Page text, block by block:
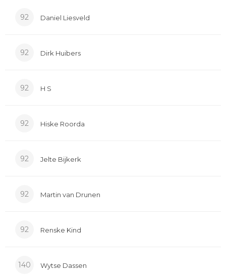
92 Daniel Liesveld
92 Dirk Huibers
92 H S
92 Hiske Roorda
92 Jelte Bijkerk
92 Martin van Drunen
92 Renske Kind
140 Wytse Dassen